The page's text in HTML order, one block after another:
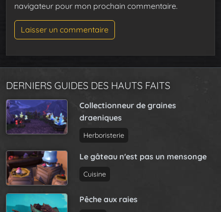
navigateur pour mon prochain commentaire.
DERNIERS GUIDES DES HAUTS FAITS
Collectionneur de graines
draeniques
Herboristerie
Le gâteau n'est pas un mensonge
Cuisine
Pêche aux raies